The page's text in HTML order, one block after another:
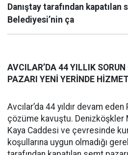
Danıştay tarafından kapatılan
Belediyesi’nin ça
AVCILAR’DA 44 YILLIK
PAZARI YENİ YERİNDE
Avcılar’da 44 yıldır devam
çözüme kavuştu. Denizköşkler
Kaya Caddesi ve çevresinde
koşullarına uygun olmadığı